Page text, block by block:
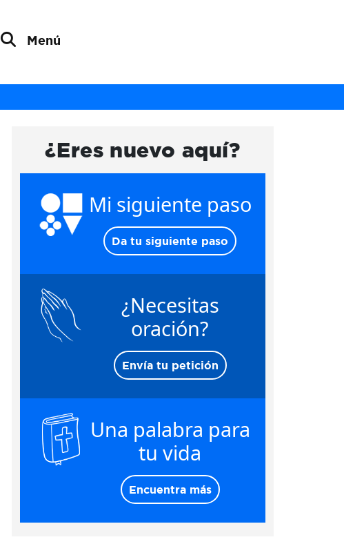
Menú
¿Eres nuevo aquí?
Mi siguiente paso
Da tu siguiente paso
¿Necesitas
oración?
Envía tu petición
Una palabra para
tu vida
Encuentra más